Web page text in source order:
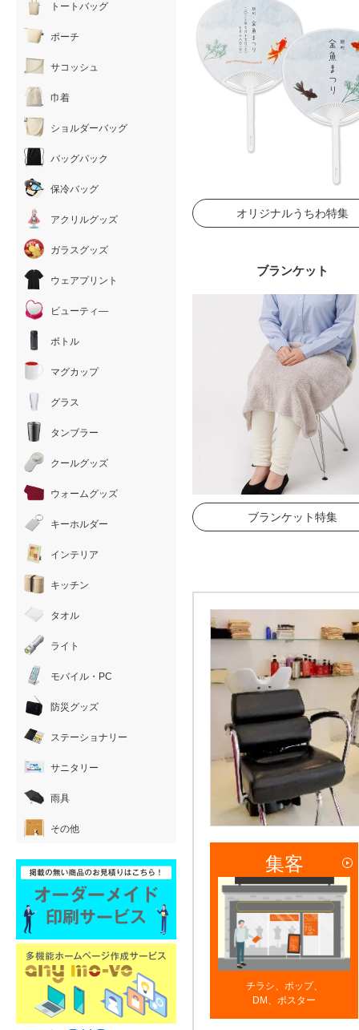
オリジナルうちわ特集
ブランケット
ブランケット特集
集客
チラシ、ポップ、
DM、ポスター
トートバッグ
ポーチ
サコッシュ
巾着
ショルダーバッグ
バッグパック
保冷バッグ
アクリルグッズ
ガラスグッズ
ウェアプリント
ビューティ―
ボトル
マグカップ
グラス
タンブラー
クールグッズ
ウォームグッズ
キーホルダー
インテリア
キッチン
タオル
ライト
モバイル・PC
防災グッズ
ステーショナリー
サニタリー
雨具
その他